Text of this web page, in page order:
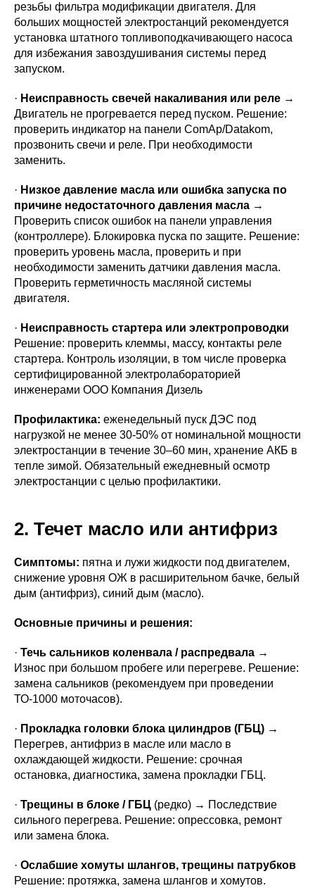
резьбы фильтра модификации двигателя. Для
больших мощностей электростанций рекомендуется
установка штатного топливоподкачивающего насоса
для избежания завоздушивания системы перед
запуском.
· Неисправность свечей накаливания или реле →
Двигатель не прогревается перед пуском. Решение:
проверить индикатор на панели ComAp/Datakom,
прозвонить свечи и реле. При необходимости
заменить.
· Низкое давление масла или ошибка запуска по
причине недостаточного давления масла →
Проверить список ошибок на панели управления
(контроллере). Блокировка пуска по защите. Решение:
проверить уровень масла, проверить и при
необходимости заменить датчики давления масла.
Проверить герметичность масляной системы
двигателя.
· Неисправность стартера или электропроводки
Решение: проверить клеммы, массу, контакты реле
стартера. Контроль изоляции, в том числе проверка
сертифицированной электролабораторией
инженерами ООО Компания Дизель
Профилактика: еженедельный пуск ДЭС под
нагрузкой не менее 30-50% от номинальной мощности
электростанции в течение 30–60 мин, хранение АКБ в
тепле зимой. Обязательный ежедневный осмотр
электростанции с целью профилактики.
2. Течет масло или антифриз
Симптомы: пятна и лужи жидкости под двигателем,
снижение уровня ОЖ в расширительном бачке, белый
дым (антифриз), синий дым (масло).
Основные причины и решения:
· Течь сальников коленвала / распредвала →
Износ при большом пробеге или перегреве. Решение:
замена сальников (рекомендуем при проведении
ТО-1000 моточасов).
· Прокладка головки блока цилиндров (ГБЦ) →
Перегрев, антифриз в масле или масло в
охлаждающей жидкости. Решение: срочная
остановка, диагностика, замена прокладки ГБЦ.
· Трещины в блоке / ГБЦ (редко) → Последствие
сильного перегрева. Решение: опрессовка, ремонт
или замена блока.
· Ослабшие хомуты шлангов, трещины патрубков
Решение: протяжка, замена шлангов и хомутов.